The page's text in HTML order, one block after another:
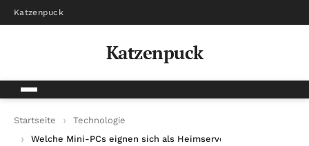
Katzenpuck
Katzenpuck
Startseite
Technologie
Welche Mini-PCs eignen sich als Heimserver?